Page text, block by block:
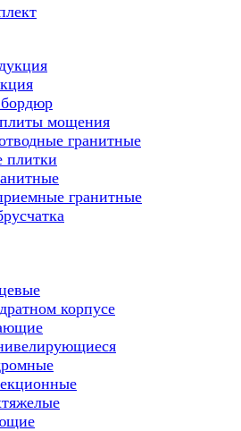
мощения
гранитные
плитки
гранитные
корпусе